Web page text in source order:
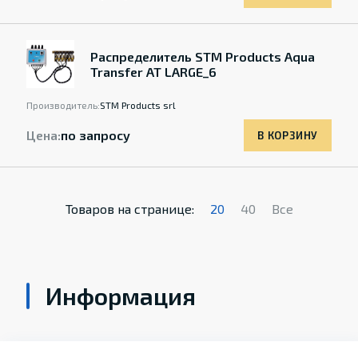
Распределитель STM Products Aqua
Transfer AT LARGE_6
Производитель:STM Products srl
Цена:по запросу В КОРЗИНУ
Товаров на странице: 20 40 Все
Информация